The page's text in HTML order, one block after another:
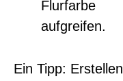
Flurfarbe
aufgreifen.
Ein Tipp: Erstellen